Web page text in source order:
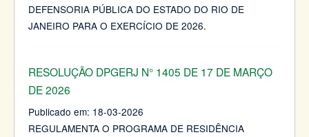
DEFENSORIA PÚBLICA DO ESTADO DO RIO DE
JANEIRO PARA O EXERCÍCIO DE 2026.
RESOLUÇÃO DPGERJ N° 1405 DE 17 DE MARÇO
DE 2026
Publicado em: 18-03-2026
REGULAMENTA O PROGRAMA DE RESIDÊNCIA